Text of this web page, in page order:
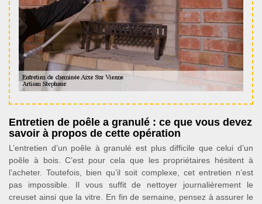
Entretien de poêle a granulé : ce que vous devez
savoir à propos de cette opération
L’entretien d’un poêle à granulé est plus difficile que celui d’un
poêle à bois. C’est pour cela que les propriétaires hésitent à
l’acheter. Toutefois, bien qu’il soit complexe, cet entretien n’est
pas impossible. Il vous suffit de nettoyer journalièrement le
creuset ainsi que la vitre. En fin de semaine, pensez à assurer le